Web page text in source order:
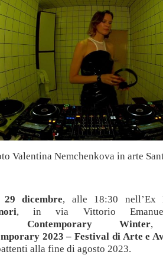
Valentina Nemchenkova in arte
29 dicembre, alle 18:30 nell’Ex
, in via Vittorio
Contemporary Winter,
2023 – Festival di Arte e
alla fine di agosto 2023.